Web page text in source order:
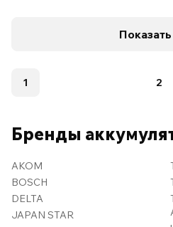
1 2
Бренды
AKOM
BOSCH
DELTA
JAPAN STAR